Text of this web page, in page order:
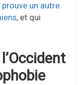
un autre
, et qui